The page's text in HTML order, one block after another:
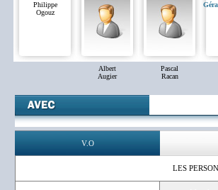
Philippe
Ogouz
Albert
Augier
Pascal
Racan
V.O
LES